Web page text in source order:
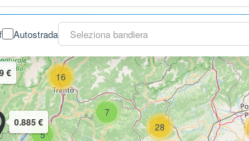
Autostrada Seleziona bandiera
7
28
16
10
5
0.885 €
€